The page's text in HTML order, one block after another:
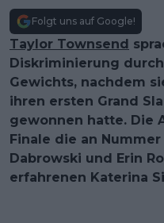
Folgt uns auf Google!
Taylor Townsend
Diskriminierung
Gewichts, nachdem
ihren ersten Grand
gewonnen hatte. Die
Finale die an
Dabrowski und Erin
erfahrenen Katerina